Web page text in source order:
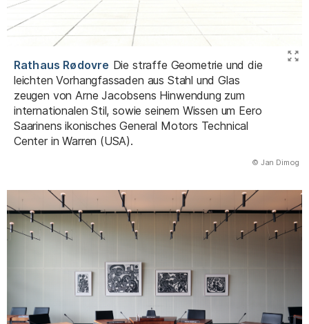
Rathaus Rødovre Die straffe Geometrie und die
leichten Vorhangfassaden aus Stahl und Glas
zeugen von Arne Jacobsens Hinwendung zum
internationalen Stil, sowie seinem Wissen um Eero
Saarinens ikonisches General Motors Technical
Center in Warren (USA).
© Jan Dimog